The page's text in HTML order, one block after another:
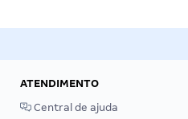
ATENDIMENTO
Central de ajuda